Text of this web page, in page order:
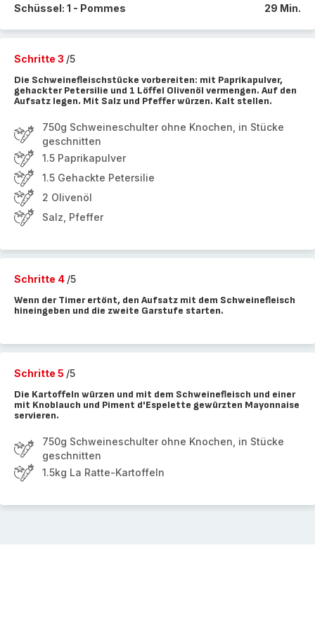
Schüssel: 1 - Pommes 29 Min.
Schritte 3 /5
Die Schweinefleischstücke vorbereiten: mit Paprikapulver,
gehackter Petersilie und 1 Löffel Olivenöl vermengen. Auf den
Aufsatz legen. Mit Salz und Pfeffer würzen. Kalt stellen.
750g Schweineschulter ohne Knochen, in Stücke
geschnitten
1.5 Paprikapulver
1.5 Gehackte Petersilie
2 Olivenöl
Salz, Pfeffer
Schritte 4 /5
Wenn der Timer ertönt, den Aufsatz mit dem Schweinefleisch
hineingeben und die zweite Garstufe starten.
Schritte 5 /5
Die Kartoffeln würzen und mit dem Schweinefleisch und einer
mit Knoblauch und Piment d'Espelette gewürzten Mayonnaise
servieren.
750g Schweineschulter ohne Knochen, in Stücke
geschnitten
1.5kg La Ratte-Kartoffeln